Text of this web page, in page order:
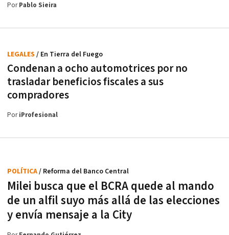
PorPablo Sieira
Condenan a ocho automotrices por no
trasladar beneficios fiscales a sus
compradores
LEGALES / En Tierra del Fuego
PoriProfesional
Milei busca que el BCRA quede al mando
de un alfil suyo más allá de las elecciones
y envía mensaje a la City
POLÍTICA/ Reforma del Banco Central